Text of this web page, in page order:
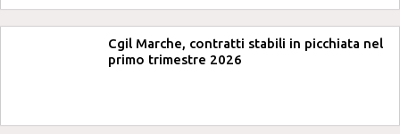
Cgil Marche, contratti stabili in picchiata nel
primo trimestre 2026